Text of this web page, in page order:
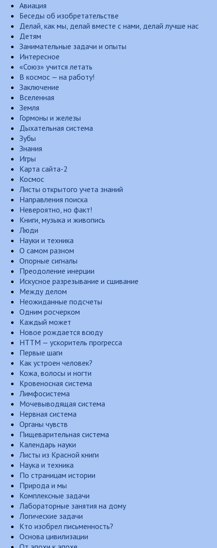
Авиация
Беседы об изобретательстве
Делай, как мы, делай вместе с нами, делай лучше нас
Детям
Занимательные задачи и опыты
Интересное
«Союз» учится летать
В космос — на работу!
Заключение
Вселенная
Земля
Гормоны и железы
Дыхательная система
Зубы
Знания
Игры
Карта сайта-2
Космос
Листы открытого учета знаний
Направления поиска
Невероятно, но факт!
Книги, музыка и живопись
Люди
Науки и техника
О самом разном
Опорные сигналы
Преодоление инерции
Искусное разрезывание и сшивание
Между делом
Неожиданные подсчеты
Одним росчерком
Каждый может
Новое рождается всюду
НТТМ — ускоритель прогресса
Первые шаги
Как устроен человек?
Кожа, волосы и ногти
Кровеносная система
Лимфосистема
Мочевыводящая система
Нервная система
Органы чувств
Пищеварительная система
Календарь науки
Листы из Красной книги
Наука и техника
По страницам истории
Природа и мы
Комплексные задачи
Лабораторные занятия на дому
Логические задачи
Кто изобрел письменность?
Основа цивилизации